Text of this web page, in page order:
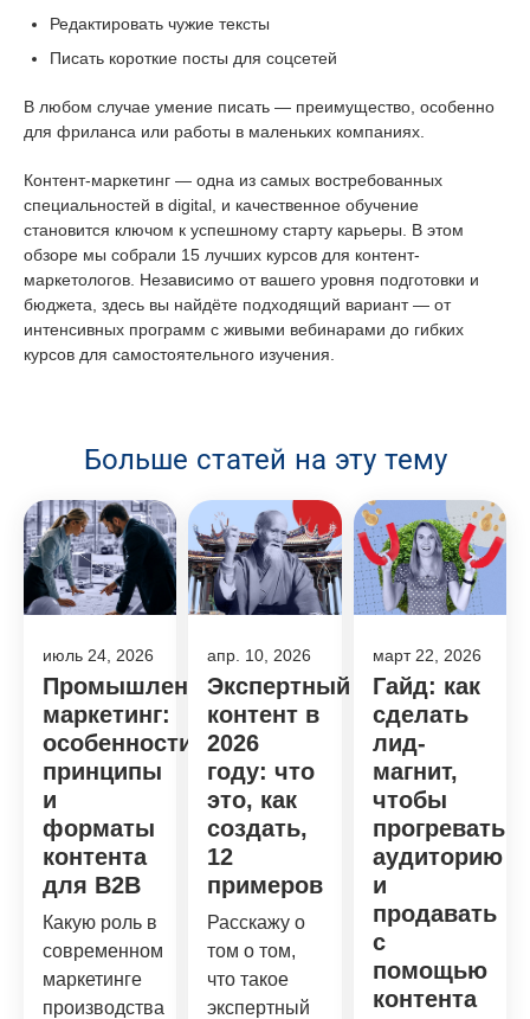
Редактировать чужие тексты
Писать короткие посты для соцсетей
В любом случае умение писать — преимущество, особенно
для фриланса или работы в маленьких компаниях.
Контент-маркетинг — одна из самых востребованных
специальностей в digital, и качественное обучение
становится ключом к успешному старту карьеры. В этом
обзоре мы собрали 15 лучших курсов для контент-
маркетологов. Независимо от вашего уровня подготовки и
бюджета, здесь вы найдёте подходящий вариант — от
интенсивных программ с живыми вебинарами до гибких
курсов для самостоятельного изучения.
Больше статей на эту тему
июль 24, 2026
Промышленный
маркетинг:
особенности,
принципы
и
форматы
контента
для B2B
Какую роль в
современном
маркетинге
производства
апр. 10, 2026
Экспертный
контент в
2026
году: что
это, как
создать,
12
примеров
Расскажу о
том о том,
что такое
экспертный
март 22, 2026
Гайд: как
сделать
лид-
магнит,
чтобы
прогревать
аудиторию
и
продавать
с
помощью
контента